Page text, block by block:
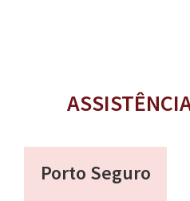
Porto Seguro